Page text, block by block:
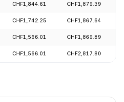
CHF1,844.61 CHF1,879.39
CHF1,742.25 CHF1,867.64
CHF1,566.01 CHF1,869.89
CHF1,566.01 CHF2,817.80